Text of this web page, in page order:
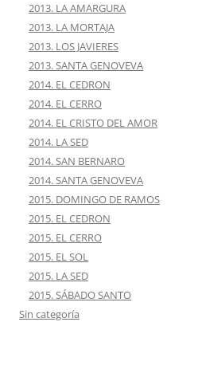
2013. LA AMARGURA
2013. LA MORTAJA
2013. LOS JAVIERES
2013. SANTA GENOVEVA
2014. EL CEDRON
2014. EL CERRO
2014. EL CRISTO DEL AMOR
2014. LA SED
2014. SAN BERNARO
2014. SANTA GENOVEVA
2015. DOMINGO DE RAMOS
2015. EL CEDRON
2015. EL CERRO
2015. EL SOL
2015. LA SED
2015. SÁBADO SANTO
Sin categoría